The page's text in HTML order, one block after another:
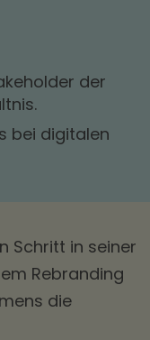
der
bei digitalen
Schritt in seiner
Rebranding
die